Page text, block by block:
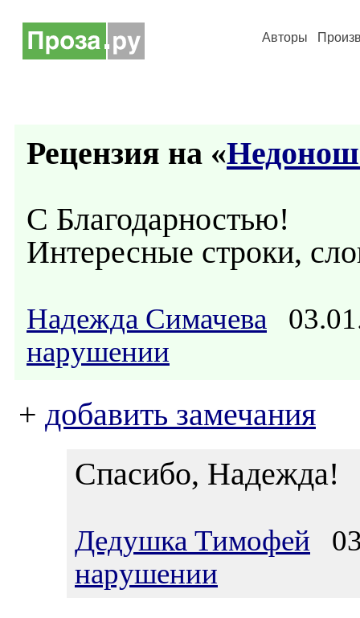
Авторы
Рецензия на «
С Благодарностью!
Интересные строки,
Надежда Симачева
нарушении
+ добавить замечания
Спасибо, Надежда!
Дедушка Тимофей
нарушении